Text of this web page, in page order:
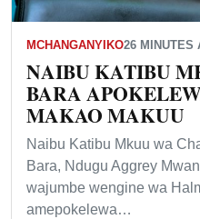
MCHANGANYIKO26 MINUTES
NAIBU KATIBU
BARA
MAKAO MAKUU
Naibu Katibu Mkuu wa
Bara, Ndugu Aggrey
wajumbe wengine wa
amepokelewa…